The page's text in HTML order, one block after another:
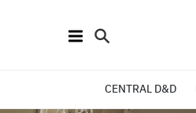
CENTRAL D&D